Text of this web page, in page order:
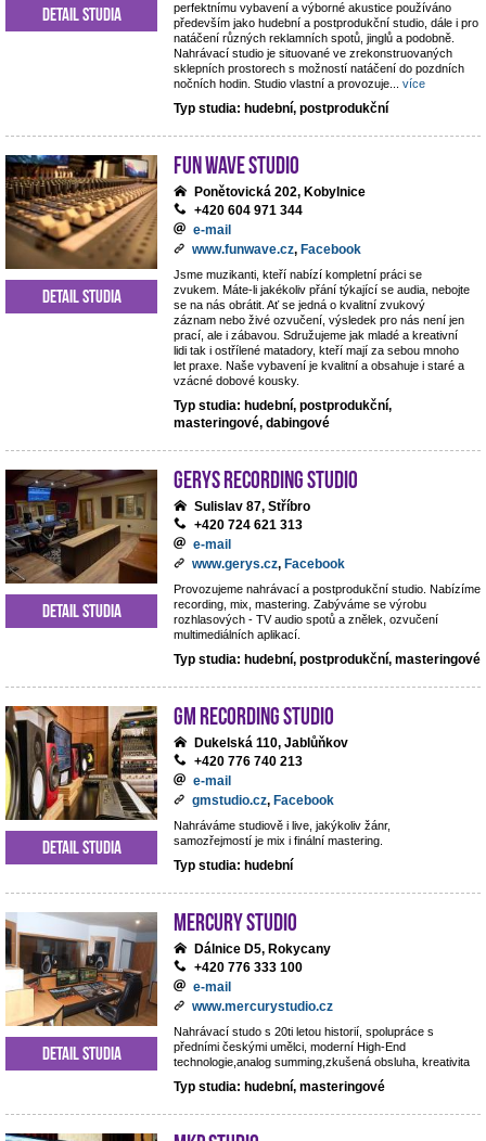
perfektnímu vybavení a výborné akustice používáno
především jako hudební a postprodukční studio, dále i pro
natáčení různých reklamních spotů, jinglů a podobně.
Nahrávací studio je situované ve zrekonstruovaných
sklepních prostorech s možností natáčení do pozdních
nočních hodin. Studio vlastní a provozuje
více
Typ studia: hudební, postprodukční
Detail studia
Fun Wave Studio
Ponětovická 202, Kobylnice
+420 604 971 344
e-mail
www.funwave.cz, Facebook
Jsme muzikanti, kteří nabízí kompletní práci se
zvukem. Máte-li jakékoliv přání týkající se audia, nebojte
se na nás obrátit. Ať se jedná o kvalitní zvukový
záznam nebo živé ozvučení, výsledek pro nás není jen
prací, ale i zábavou. Sdružujeme jak mladé a kreativní
lidi tak i ostřílené matadory, kteří mají za sebou mnoho
let praxe. Naše vybavení je kvalitní a obsahuje i staré a
vzácné dobové kousky.
Typ studia: hudební, postprodukční,
masteringové, dabingové
Detail studia
Gerys Recording Studio
Sulislav 87, Stříbro
+420 724 621 313
e-mail
www.gerys.cz, Facebook
Provozujeme nahrávací a postprodukční studio. Nabízíme
recording, mix, mastering. Zabýváme se výrobu
rozhlasových - TV audio spotů a znělek, ozvučení
multimediálních aplikací.
Typ studia: hudební, postprodukční, masteringové
Detail studia
GM Recording Studio
Dukelská 110, Jablůňkov
+420 776 740 213
e-mail
gmstudio.cz, Facebook
Nahráváme studiově i live, jakýkoliv žánr,
samozřejmostí je mix i finální mastering.
Typ studia: hudební
Detail studia
Mercury studio
Dálnice D5, Rokycany
+420 776 333 100
e-mail
www.mercurystudio.cz
Nahrávací studo s 20ti letou historií, spolupráce s
předními českými umělci, moderní High-End
technologie,analog summing,zkušená obsluha, kreativita
Typ studia: hudební, masteringové
Detail studia